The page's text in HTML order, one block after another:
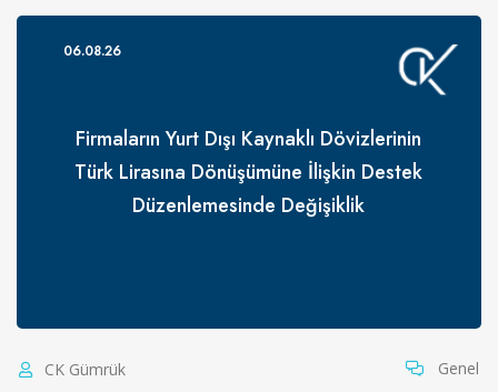
Firmaların Yurt Dışı Kaynaklı Dövizlerinin
Türk Lirasına Dönüşümüne İlişkin Destek
Düzenlemesinde Değişiklik
06.08.26
CK Gümrük Genel